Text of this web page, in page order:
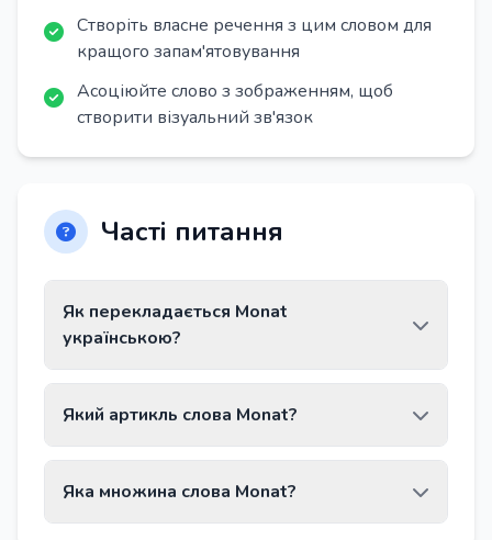
Створіть власне речення з цим словом для
кращого запам'ятовування
Асоціюйте слово з зображенням, щоб
створити візуальний зв'язок
Часті питання
Як перекладається Monat
українською?
Який артикль слова Monat?
Яка множина слова Monat?